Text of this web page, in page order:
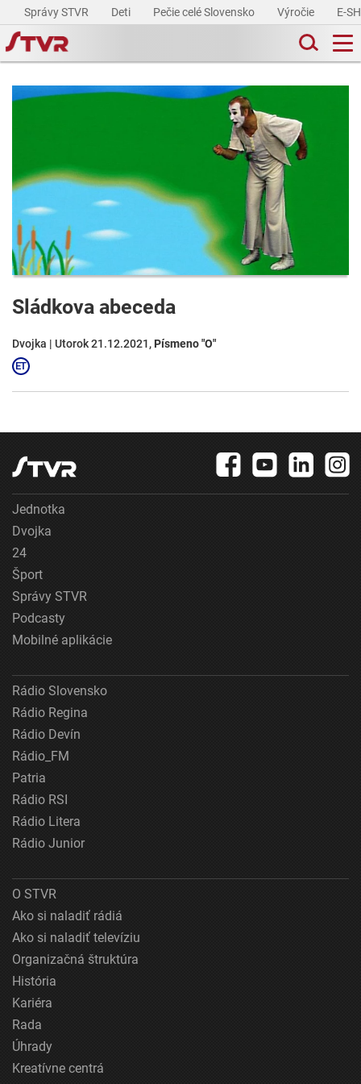
Správy STVR Deti Pečie celé Slovensko Výročie E-
Sládkova abeceda
Dvojka | Utorok 21.12.2021, Písmeno "O"
Jednotka
Dvojka
24
Šport
Správy STVR
Podcasty
Mobilné aplikácie
Rádio Slovensko
Rádio Regina
Rádio Devín
Rádio_FM
Patria
Rádio RSI
Rádio Litera
Rádio Junior
O STVR
Ako si naladiť rádiá
Ako si naladiť televíziu
Organizačná štruktúra
História
Kariéra
Rada
Úhrady
Kreatívne centrá